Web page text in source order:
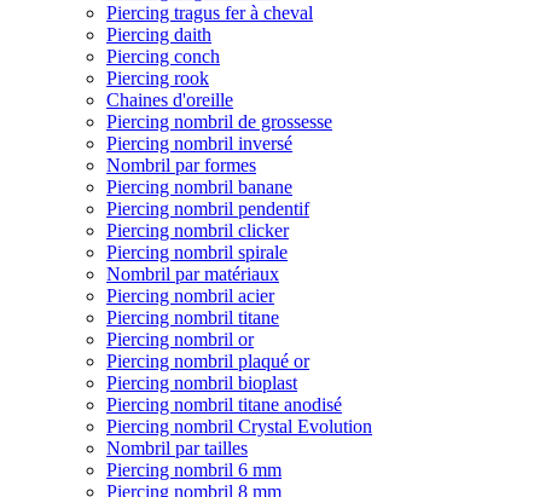
Piercing tragus fer à cheval
Piercing daith
Piercing conch
Piercing rook
Chaines d'oreille
Piercing nombril de grossesse
Piercing nombril inversé
Nombril par formes
Piercing nombril banane
Piercing nombril pendentif
Piercing nombril clicker
Piercing nombril spirale
Nombril par matériaux
Piercing nombril acier
Piercing nombril titane
Piercing nombril or
Piercing nombril plaqué or
Piercing nombril bioplast
Piercing nombril titane anodisé
Piercing nombril Crystal Evolution
Nombril par tailles
Piercing nombril 6 mm
Piercing nombril 8 mm